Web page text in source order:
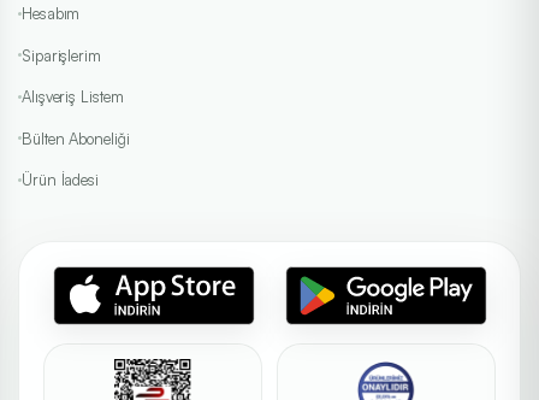
Hesabım
Siparişlerim
Alışveriş Listem
Bülten Aboneliği
Ürün İadesi